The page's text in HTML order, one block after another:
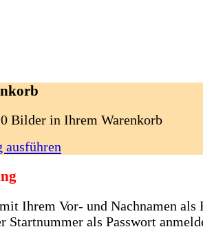
0 Bilder in Ihrem Warenkorb
ausführen
Ihrem Vor- und Nachnamen als
Startnummer als Passwort